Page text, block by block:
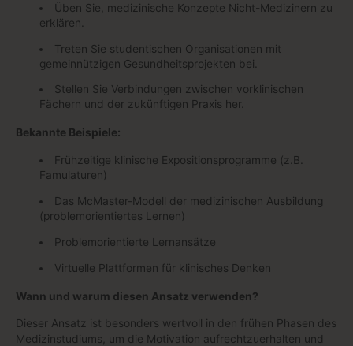
Üben Sie, medizinische Konzepte Nicht-Medizinern zu
erklären.
Treten Sie studentischen Organisationen mit
gemeinnützigen Gesundheitsprojekten bei.
Stellen Sie Verbindungen zwischen vorklinischen
Fächern und der zukünftigen Praxis her.
Bekannte Beispiele:
Frühzeitige klinische Expositionsprogramme (z.B.
Famulaturen)
Das McMaster-Modell der medizinischen Ausbildung
(problemorientiertes Lernen)
Problemorientierte Lernansätze
Virtuelle Plattformen für klinisches Denken
Wann und warum diesen Ansatz verwenden?
Dieser Ansatz ist besonders wertvoll in den frühen Phasen des
Medizinstudiums, um die Motivation aufrechtzuerhalten und